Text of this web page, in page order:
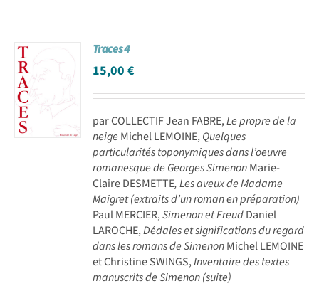
Traces 4
15,00€
par COLLECTIF Jean FABRE,Le propre de la
neige Michel LEMOINE,Quelques
particularités toponymiques dans l’oeuvre
romanesque de Georges SimenonMarie-
Claire DESMETTE, Les aveux de Madame
Maigret (extraits d’un roman en préparation)
Paul MERCIER,Simenon et FreudDaniel
LAROCHE,Dédales et significations du regard
dans les romans de SimenonMichel LEMOINE
et Christine SWINGS,Inventaire des textes
manuscrits de Simenon (suite)